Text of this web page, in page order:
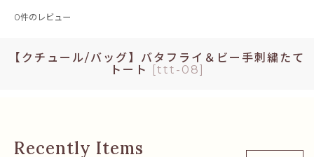
【クチュール/バッグ】バタフライ＆ビー手刺繍たて
トート
[ttt-08]
0件のレビュー